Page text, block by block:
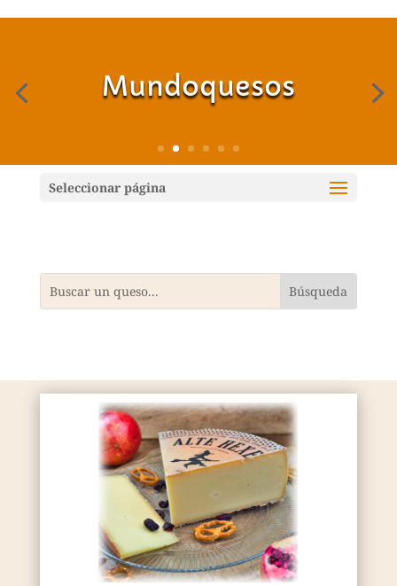
Mundoquesos
Seleccionar página